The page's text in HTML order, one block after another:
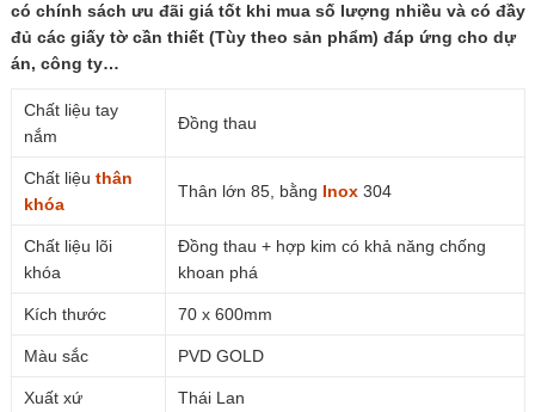
có chính sách ưu đãi giá tốt khi mua số lượng nhiều và có đầy
đủ các giấy tờ cần thiết (Tùy theo sản phẩm) đáp ứng cho dự
án, công ty…
Chất liệu tay
nắm
Đồng thau
Chất liệu thân
khóa
Thân lớn 85, bằng Inox304
Chất liệu lõi
khóa
Đồng thau + hợp kim có khả năng chống
khoan phá
Kích thước 70 x 600mm
Màu sắc PVD GOLD
Xuất xứ Thái Lan